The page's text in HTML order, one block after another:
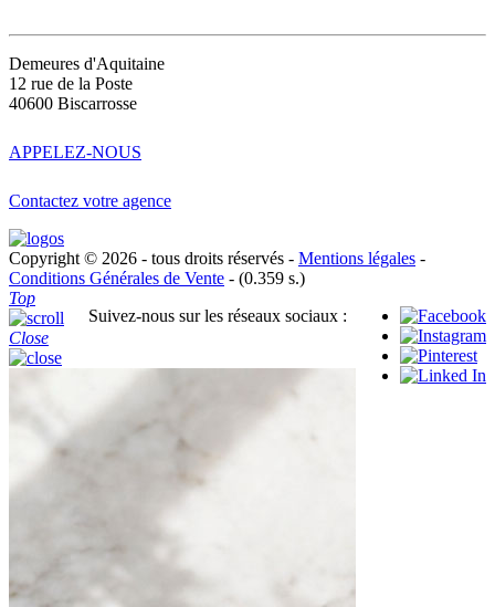
Demeures d'Aquitaine
12 rue de la Poste
40600 Biscarrosse
APPELEZ-NOUS
Contactez votre agence
Copyright © 2026 - tous droits réservés - Mentions légales -
Conditions Générales de Vente - (0.359 s.)
Suivez-nous sur les réseaux sociaux :
Top
Close